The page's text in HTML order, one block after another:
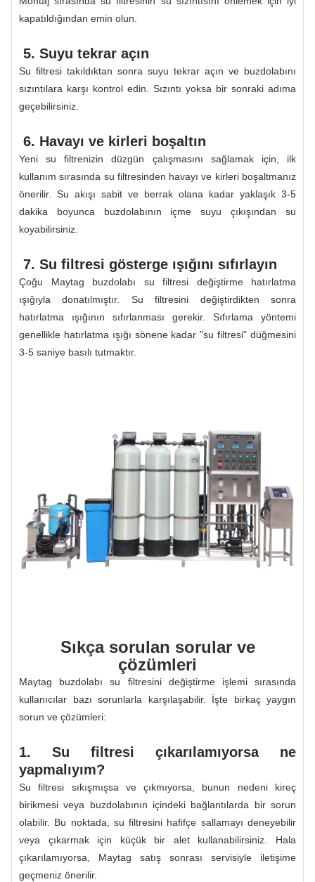
kapatıldığından emin olun.
5. Suyu tekrar açın
Su filtresi takıldıktan sonra suyu tekrar açın ve buzdolabını
sızıntılara karşı kontrol edin. Sızıntı yoksa bir sonraki adıma
geçebilirsiniz.
6. Havayı ve kirleri boşaltın
Yeni su filtrenizin düzgün çalışmasını sağlamak için, ilk
kullanım sırasında su filtresinden havayı ve kirleri boşaltmanız
önerilir. Su akışı sabit ve berrak olana kadar yaklaşık 3-5
dakika boyunca buzdolabının içme suyu çıkışından su
koyabilirsiniz.
7. Su filtresi gösterge ışığını sıfırlayın
Çoğu Maytag buzdolabı su filtresi değiştirme hatırlatma
ışığıyla donatılmıştır. Su filtresini değiştirdikten sonra
hatırlatma ışığının sıfırlanması gerekir. Sıfırlama yöntemi
genellikle hatırlatma ışığı sönene kadar "su filtresi" düğmesini
3-5 saniye basılı tutmaktır.
Sıkça sorulan sorular ve
çözümleri
Maytag buzdolabı su filtresini değiştirme işlemi sırasında
kullanıcılar bazı sorunlarla karşılaşabilir. İşte birkaç yaygın
sorun ve çözümleri:
1. Su filtresi çıkarılamıyorsa ne
yapmalıyım?
Su filtresi sıkışmışsa ve çıkmıyorsa, bunun nedeni kireç
birikmesi veya buzdolabının içindeki bağlantılarda bir sorun
olabilir. Bu noktada, su filtresini hafifçe sallamayı deneyebilir
veya çıkarmak için küçük bir alet kullanabilirsiniz. Hala
çıkarılamıyorsa, Maytag satış sonrası servisiyle iletişime
geçmeniz önerilir.